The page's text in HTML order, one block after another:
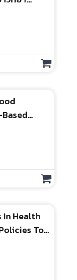
เป้า